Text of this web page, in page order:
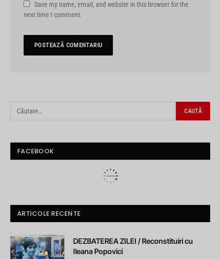
Save my name, email, and website in this browser for the
next time I comment.
FACEBOOK
ARTICOLE RECENTE
DEZBATEREA ZILEI / Reconstituiri cu
Ileana Popovici